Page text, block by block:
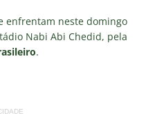
enfrentam neste domingo
Nabi Abi Chedid, pela
.